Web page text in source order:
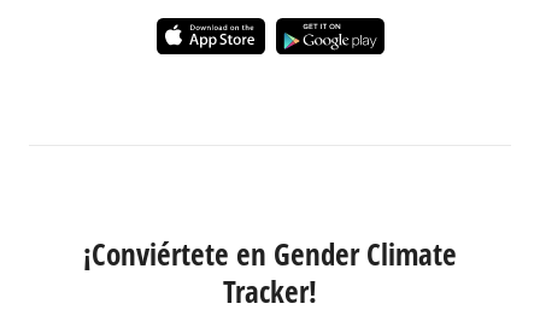
¡Conviértete en Gender Climate
Tracker!